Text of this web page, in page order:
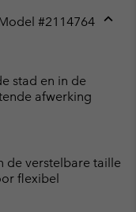
#2114764
stad en in de
afwerking
de verstelbare taille
flexibel